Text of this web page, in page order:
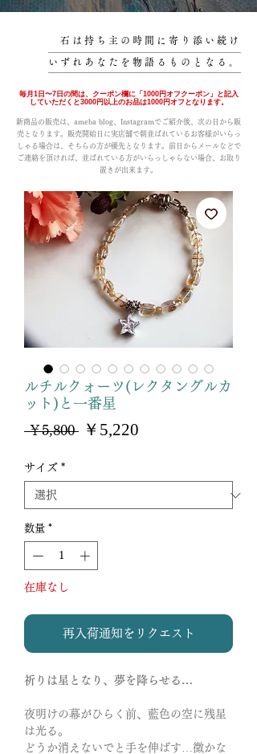
石は持ち主の時間に寄り添い続け
いずれあなたを物語るものとなる。
毎月1日〜7日の間は、クーポン欄に「1000円オフクーポン」と記入
していただくと3000円以上のお品は1000円オフとなります。
新商品の販売は、ameba blog、Instagramでご紹介後、次の日から販
売となります。販売開始日に実店舗で朝並ばれているお客様がいらっ
しゃる場合は、そちらの方が優先となります。前日からメールなどで
ご連絡を頂ければ、並ばれている方がいらっしゃらない場合、お取り
置きが出来ます。
ルチルクォーツ(レクタングルカ
ット)と一番星
￥5,800 通
格
￥5,220
サイズ *
数量 *
在庫なし
再入荷通知をリクエスト
祈りは星となり、夢を降らせる…
夜明けの幕がひらく前、藍色の空に残星
は光る。
どうか消えないでと手を伸ばす…微かな